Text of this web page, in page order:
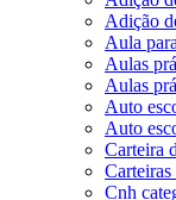
Adição
Aula
Aulas
Aulas
Auto
Auto
Carteira
Cnh